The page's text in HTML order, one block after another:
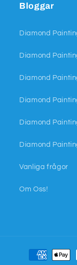
Bloggar
Diamond
Diamond
Diamond
Diamond
Diamond
Diamond
Vanliga frågor
Om Oss!